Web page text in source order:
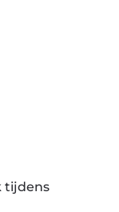
tijdens